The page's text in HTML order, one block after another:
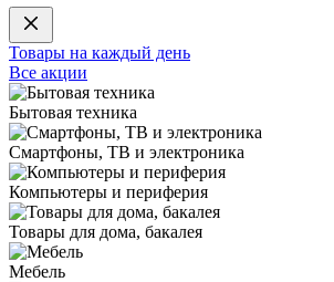
Товары на каждый день
Все акции
Бытовая техника
Смартфоны, ТВ и электроника
Компьютеры и периферия
Товары для дома, бакалея
Мебель